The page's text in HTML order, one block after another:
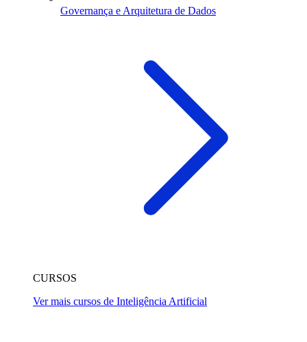
Governança e Arquitetura de Dados
CURSOS
Ver mais cursos de Inteligência Artificial